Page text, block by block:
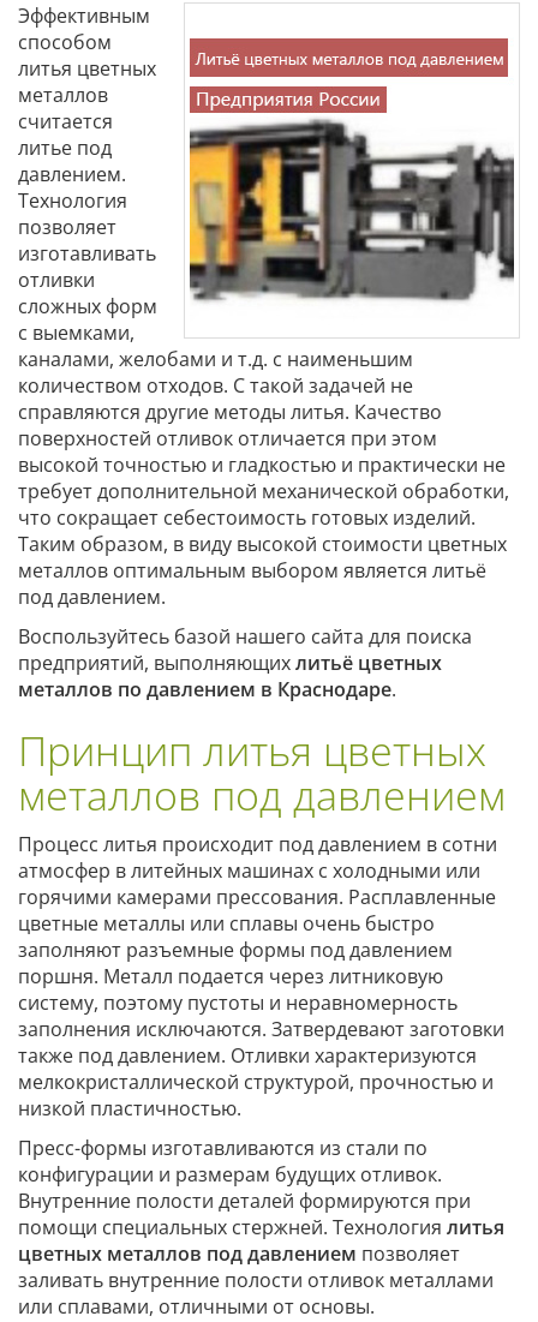
Эффективным
способом
литья цветных
металлов
считается
литье под
давлением.
Технология
позволяет
изготавливать
отливки
сложных форм
с выемками,
каналами, желобами и т.д. с наименьшим
количеством отходов. С такой задачей не
справляются другие методы литья. Качество
поверхностей отливок отличается при этом
высокой точностью и гладкостью и практически не
требует дополнительной механической обработки,
что сокращает себестоимость готовых изделий.
Таким образом, в виду высокой стоимости цветных
металлов оптимальным выбором является литьё
под давлением.
Воспользуйтесь базой нашего сайта для поиска
предприятий, выполняющихлитьё цветных
металлов по давлением в Краснодаре.
Принцип литья цветных
металлов под давлением
Процесс литья происходит под давлением в сотни
атмосфер в литейных машинах с холодными или
горячими камерами прессования. Расплавленные
цветные металлы или сплавы очень быстро
заполняют разъемные формы под давлением
поршня. Металл подается через литниковую
систему, поэтому пустоты и неравномерность
заполнения исключаются. Затвердевают заготовки
также под давлением. Отливки характеризуются
мелкокристаллической структурой, прочностью и
низкой пластичностью.
Пресс-формы изготавливаются из стали по
конфигурации и размерам будущих отливок.
Внутренние полости деталей формируются при
помощи специальных стержней. Технология литья
цветных металлов под давлением позволяет
заливать внутренние полости отливок металлами
или сплавами, отличными от основы.